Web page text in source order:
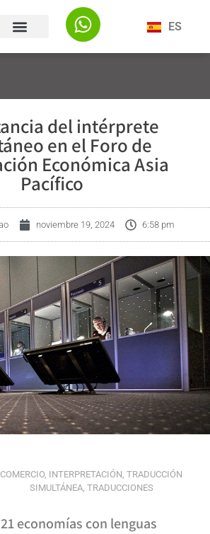
ES
del intérprete
en el Foro de
Económica Asia
Pacífico
noviembre 19, 2024 6:58 pm
COMERCIO, INTERPRETACIÓN,TRADUCCIÓN
SIMULTÁNEA, TRADUCCIONES
economías con lenguas